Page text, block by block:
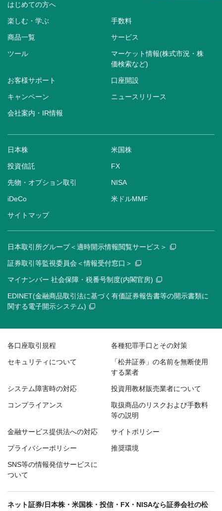
はじめての方へ
楽しむ・学ぶ 手数料
商品一覧 サービス
ツール
マーケット情報(株式市況・株
価検索など)
お客様サポート 口座開設
キャンペーン ニュースリリース
会社案内・IR情報
日本株 米国株
投資信託 FX
先物・オプション取引 NISA
iDeCo 米ドルMMF
サイトマップ
日本取引所グループ＜適時開示情報閲覧サービス＞
証券取引等監視委員会＜情報受付窓口＞
マイナンバー 社会保障・税番号制度(内閣官房)
EDINET(金融商品取引法に基づく有価証券報告書等の開示書類に
関する電子開示システム)
各口座取引規程 各種犯罪手口とその対策
セキュリティについて
「松井証券」の名前を無断使用
する業者
システム障害時の対応 投資用教材販売業者について
コンプライアンス
取扱商品のリスクおよび手数料
等の説明
金融サービス提供法への対応 サイトポリシー
プライバシーポリシー 推奨環境
SNS等の情報発信サービスに
ついて
ネット証券/日本株・米国株・投信・FX・NISAなら証券会社の松